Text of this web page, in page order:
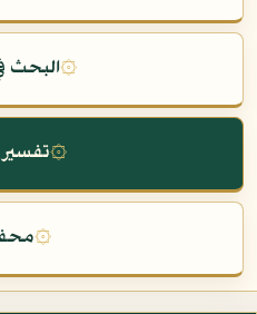
۞البحث
۞تفسير
۞